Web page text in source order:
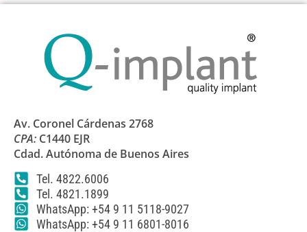
Av. Coronel Cárdenas 2768
CPA: C1440 EJR
Cdad. Autónoma de Buenos Aires
Tel. 4822.6006
Tel. 4821.1899
WhatsApp: +54 9 11 5118-9027
WhatsApp: +54 9 11 6801-8016